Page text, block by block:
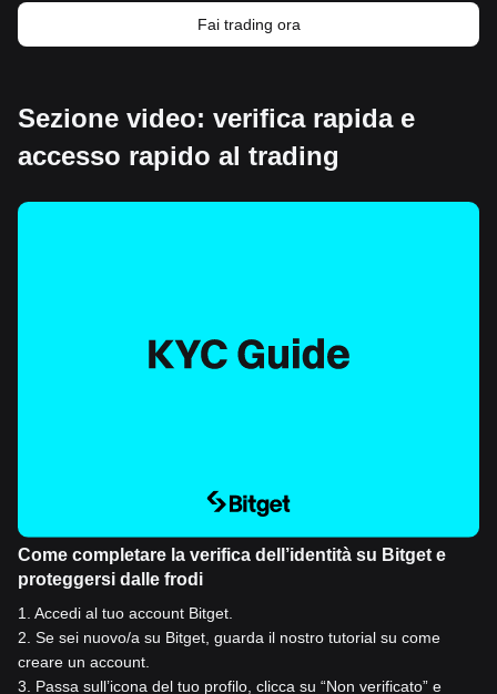
Fai trading ora
Sezione video: verifica rapida e
accesso rapido al trading
Come completare la verifica dell’identità su Bitget e
proteggersi dalle frodi
1
Accedi al tuo account Bitget.
2 Se sei nuovo/a su Bitget, guarda il nostro tutorial su come
creare un account.
3
Passa sull’icona del tuo profilo, clicca su “Non verificato” e